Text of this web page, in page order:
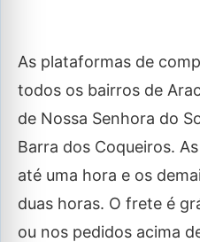
As plataformas de
todos os bairros de
de Nossa Senhora do
Barra dos Coqueiros.
até uma hora e os
duas horas. O frete é
ou nos pedidos acima